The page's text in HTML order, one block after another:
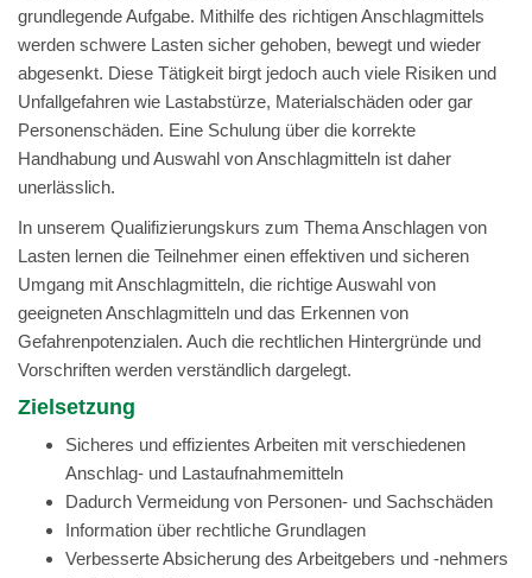
grundlegende Aufgabe. Mithilfe des richtigen Anschlagmittels
werden schwere Lasten sicher gehoben, bewegt und wieder
abgesenkt. Diese Tätigkeit birgt jedoch auch viele Risiken und
Unfallgefahren wie Lastabstürze, Materialschäden oder gar
Personenschäden. Eine Schulung über die korrekte
Handhabung und Auswahl von Anschlagmitteln ist daher
unerlässlich.
In unserem Qualifizierungskurs zum Thema Anschlagen von
Lasten lernen die Teilnehmer einen effektiven und sicheren
Umgang mit Anschlagmitteln, die richtige Auswahl von
geeigneten Anschlagmitteln und das Erkennen von
Gefahrenpotenzialen. Auch die rechtlichen Hintergründe und
Vorschriften werden verständlich dargelegt.
Zielsetzung
Sicheres und effizientes Arbeiten mit verschiedenen
Anschlag- und Lastaufnahmemitteln
Dadurch Vermeidung von Personen- und Sachschäden
Information über rechtliche Grundlagen
Verbesserte Absicherung des Arbeitgebers und -nehmers